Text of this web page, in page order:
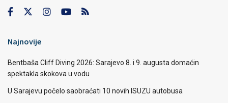
Najnovije
Bentbaša Cliff Diving 2026: Sarajevo 8. i 9. augusta domaćin
spektakla skokova u vodu
U Sarajevu počelo saobraćati 10 novih ISUZU autobusa